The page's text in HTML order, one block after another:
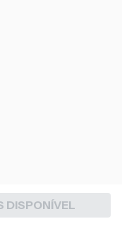
DISPONÍVEL